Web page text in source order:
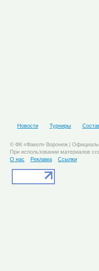
Новости Турниры
© ФК «Факел» Воронеж |
При использовании материалов
О нас
Реклама Ссылки